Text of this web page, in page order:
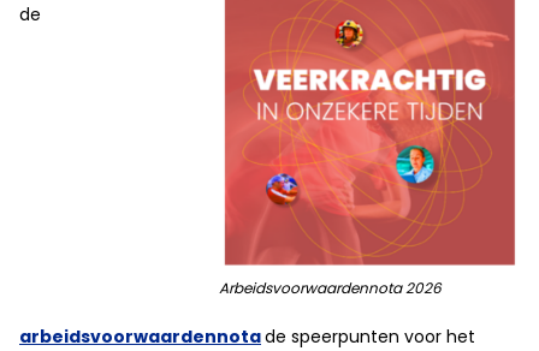
Arbeidsvoorwaardennota 2026
de
arbeidsvoorwaardennotade speerpunten voor het